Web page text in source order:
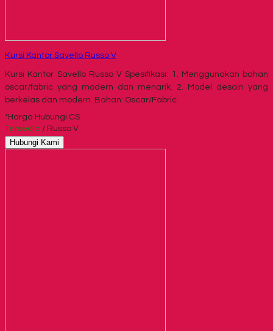
Kursi Kantor Savello Russo V
Kursi Kantor Savello Russo V Spesifikasi: 1. Menggunakan bahan
oscar/fabric yang modern dan menarik. 2. Model desain yang
berkelas dan modern. Bahan: Oscar/Fabric
*Harga Hubungi CS
Tersedia / Russo V
Hubungi Kami